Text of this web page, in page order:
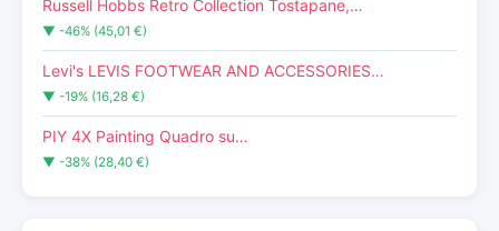
Russell Hobbs Retro Collection Tostapane,…
▼ -46% (45,01 €)
Levi's LEVIS FOOTWEAR AND ACCESSORIES…
▼ -19% (16,28 €)
PIY 4X Painting Quadro su…
▼ -38% (28,40 €)